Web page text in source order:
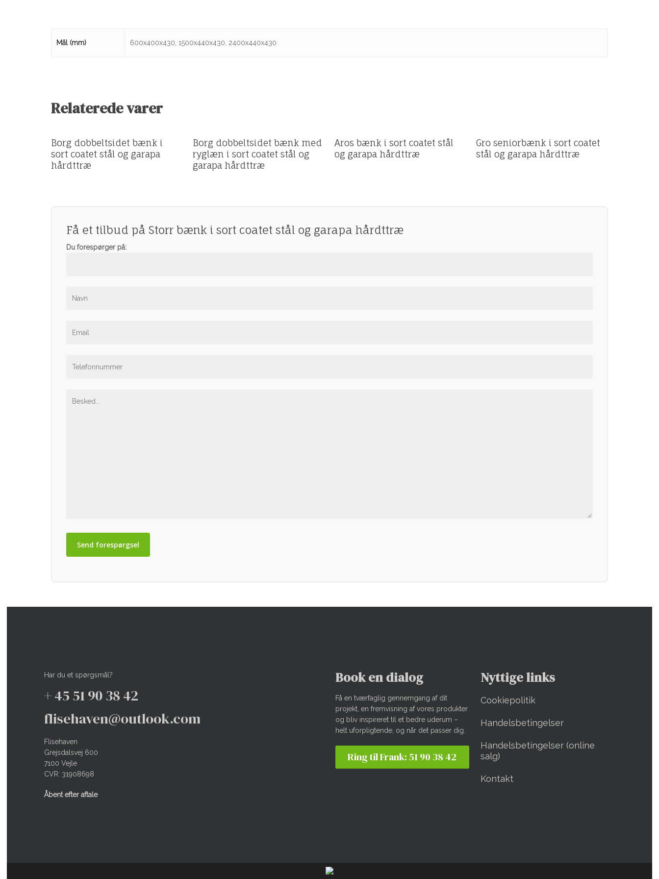
Mål (mm) 600x400x430, 1500x440x430, 2400x440x430
Relaterede varer
Få et tilbud
Borg dobbeltsidet bænk i
sort coatet stål og garapa
hårdttræ
Få et tilbud
Borg dobbeltsidet bænk med
ryglæn i sort coatet stål og
garapa hårdttræ
Få et tilbud
Aros bænk i sort coatet stål
og garapa hårdttræ
Få et tilbud
Gro seniorbænk i sort coatet
stål og garapa hårdttræ
Få et tilbud på Storr bænk i sort coatet stål og garapa hårdttræ
Du forespørger på:
Har du et spørgsmål?
+ 45 51 90 38 42
flisehaven@outlook.com
Flisehaven
Grejsdalsvej 600
7100 Vejle
CVR: 31908698
Åbent efter aftale
Book en dialog
Få en tværfaglig gennemgang af dit
projekt, en fremvisning af vores produkter
og bliv inspireret til et bedre uderum –
helt uforpligtende, og når det passer dig.
Ring til Frank: 51 90 38 42
Nyttige links
Cookiepolitik
Handelsbetingelser
Handelsbetingelser (online
salg)
Kontakt